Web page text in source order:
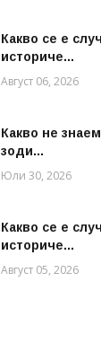
Какво се е
историче...
Август 06, 2026
Какво не
зоди...
Юли 30, 2026
Какво се е
историче...
Август 05, 2026